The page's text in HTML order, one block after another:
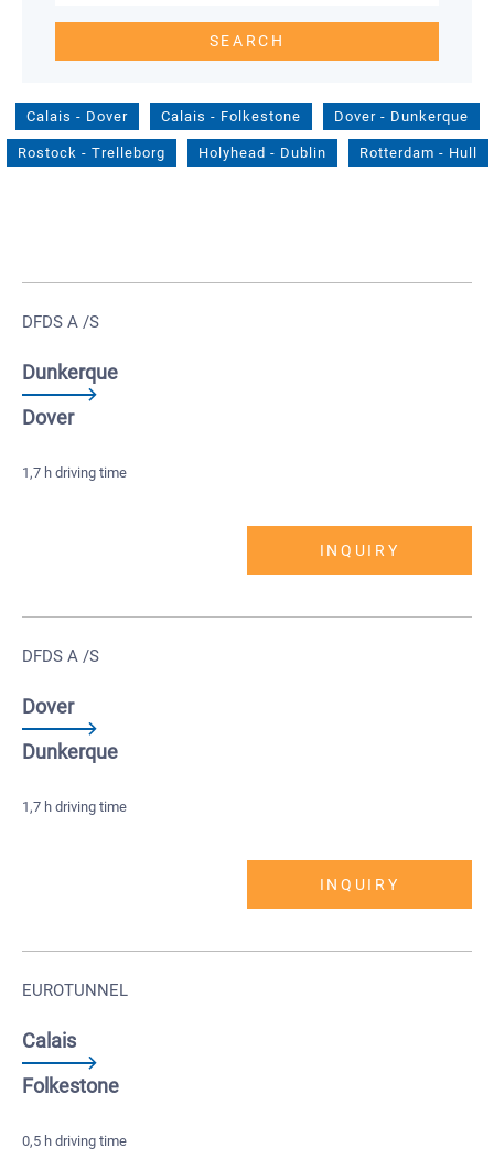
Calais - Dover Calais - Folkestone Dover- Dunkerque
Rostock - Trelleborg Holyhead - Dublin Rotterdam - Hull
DFDS A /S
Dunkerque
Dover
1,7 h driving time
INQUIRY
DFDS A /S
Dover
Dunkerque
1,7 h driving time
INQUIRY
EUROTUNNEL
Calais
Folkestone
0,5 h driving time